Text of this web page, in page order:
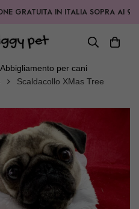
IN ITALIA SOPRA AI 99,90€
Abbigliamento per cani
Scaldacollo XMas Tree